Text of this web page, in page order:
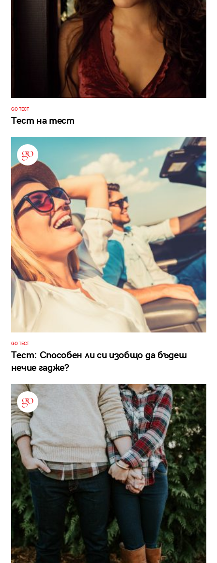
GO ТЕСТ
Тест на тест
GO ТЕСТ
Тест: Способен ли си изобщо да бъдеш
нечие гадже?